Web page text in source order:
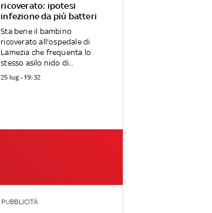
ricoverato: ipotesi
infezione da più batteri
Sta bene il bambino
ricoverato all'ospedale di
Lamezia che frequenta lo
stesso asilo nido di...
25 lug - 19:32
PUBBLICITÀ